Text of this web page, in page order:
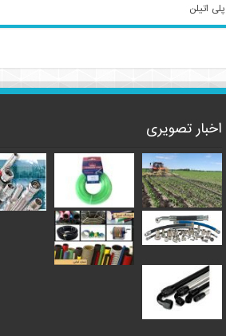
پلی اتیلن
اخبار تصویری